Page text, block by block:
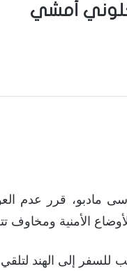
خلوني أمشي
مادبو، قرر عدم
الأمنية
إلى الهند لتلقي